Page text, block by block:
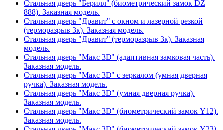
Стальная дверь "Берилл" (биометрический замок DZ
888). Заказная модель.
Стальная дверь "Дравит" с окном и лазерной резкой
(терморазрыв 3к). Заказная модель.
Стальная дверь "Дравит" (терморазрыв 3к). Заказная
модель.
Стальная дверь "Макс 3D" (адаптивная замковая часть).
Заказная модель.
Стальная дверь "Макс 3D" с зеркалом (умная дверная
ручка). Заказная модель.
Стальная дверь "Макс 3D" (умная дверная ручка).
Заказная модель.
Стальная дверь "Макс 3D" (биометрический замок Y12).
Заказная модель.